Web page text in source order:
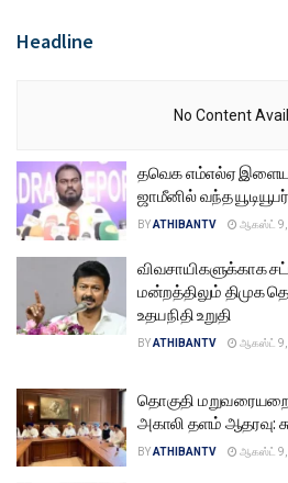
Headline
No Content
தவெக எம்எல்ஏ
ஜாமீனில் வந்த
BYATHIBANTV ஆகஸ்ட் 9,
விவசாயிகளுக்காக
மன்றத்திலும் திமுக
உதயநிதி உறுதி
BYATHIBANTV ஆகஸ்ட் 9,
தொகுதி
அகாலி தளம் ஆதரவு:
BYATHIBANTV ஆகஸ்ட் 9,